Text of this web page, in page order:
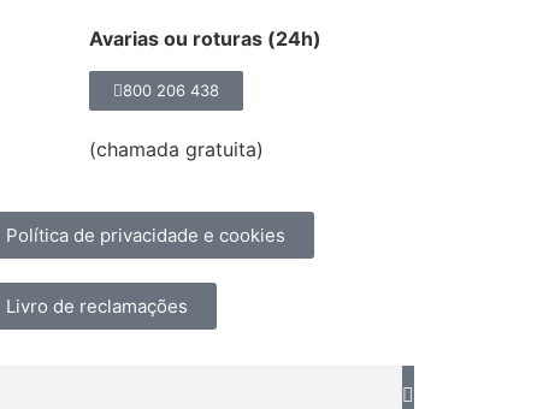
Avarias ou roturas (24h)
800 206 438
(chamada gratuita)
Política de privacidade e cookies
Livro de reclamações